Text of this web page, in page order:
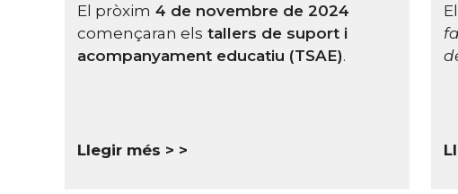
El pròxim 4 de novembre de 2024
començaran els tallers de suport i
acompanyament educatiu (TSAE).
Llegir més >